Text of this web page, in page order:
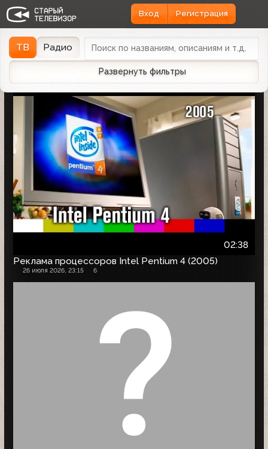
Вход Регистрация
ТВ Радио
Развернуть фильтры
Найдено 1166 записей Дата эфираДата заливки
02:38
Реклама процессоров Intel Pentium 4 (2005)
26 июля 2026, 23:15 6